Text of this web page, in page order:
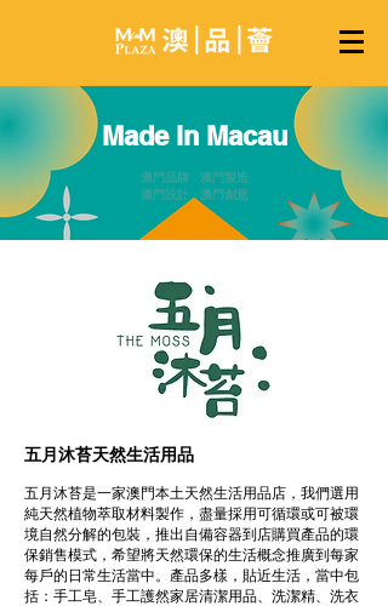
Made in Macau
澳門品牌 澳門製造
澳門設計 澳門創意
五月沐苔天然生活用品
五月沐苔是一家澳門本土天然生活用品店，我們選用
純天然植物萃取材料製作，盡量採用可循環或可被環
境自然分解的包裝，推出自備容器到店購買產品的環
保銷售模式，希望將天然環保的生活概念推廣到每家
每戶的日常生活當中。產品多樣，貼近生活，當中包
括：手工皂、手工護然家居清潔用品、洗潔精、洗衣